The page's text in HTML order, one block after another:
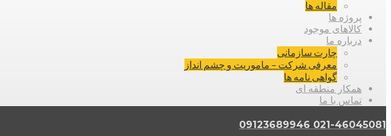
مقاله ها
پروژه ها
کالاهای موجود
درباره ما
چارت سازمانی
معرفی شرکت – ماموریت و چشم انداز
گواهی نامه ها
همکار منطقه ای
تماس با ما
021-46045081 09123689946